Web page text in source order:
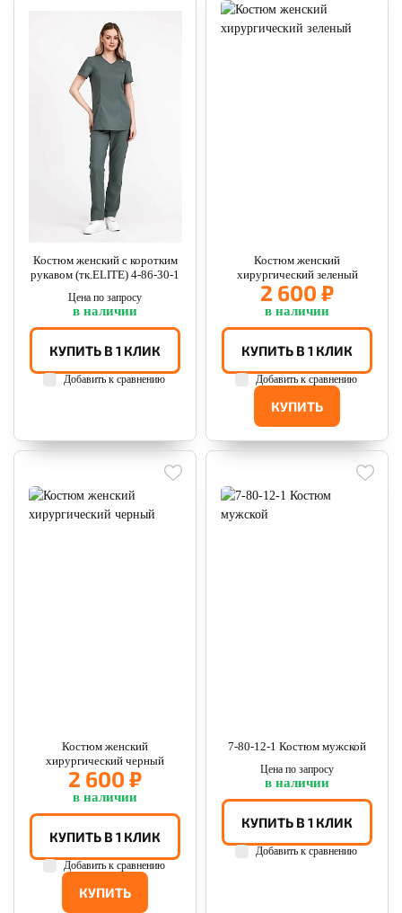
Костюм женский с коротким
рукавом (тк.ELITE) 4-86-30-1
Цена по запросу
в наличии
КУПИТЬ В 1 КЛИК
Добавить к сравнению
Костюм женcкий
хирургический зеленый
2 600 ₽
в наличии
КУПИТЬ
КУПИТЬ В 1 КЛИК
Добавить к сравнению
Костюм женcкий
хирургический черный
2 600 ₽
в наличии
КУПИТЬ
КУПИТЬ В 1 КЛИК
Добавить к сравнению
7-80-12-1 Костюм мужской
Цена по запросу
в наличии
КУПИТЬ В 1 КЛИК
Добавить к сравнению